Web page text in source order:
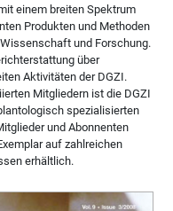
einem breiten Spektrum
Produkten und Methoden
und Forschung.
über
Aktivitäten der DGZI.
Mitgliedern ist die DGZI
spezialisierten
und Abonnenten
auf zahlreichen
erhältlich.